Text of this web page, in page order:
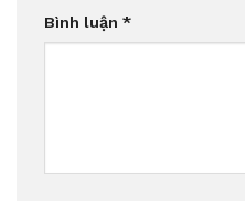
Bình luận *